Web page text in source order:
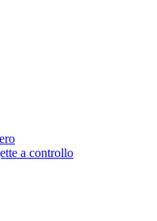
a controllo